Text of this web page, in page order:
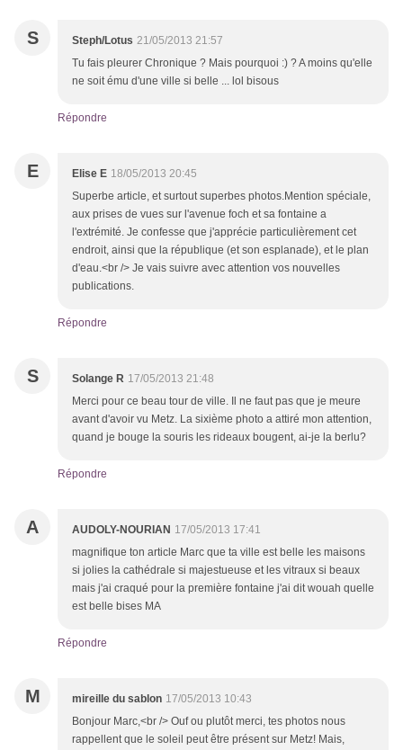
S Steph/Lotus 21/05/2013 21:57
Tu fais pleurer Chronique ? Mais pourquoi :) ? A moins qu'elle
ne soit ému d'une ville si belle ... lol bisous
Répondre
E Elise E 18/05/2013 20:45
Superbe article, et surtout superbes photos.Mention spéciale,
aux prises de vues sur l'avenue foch et sa fontaine a
l'extrémité. Je confesse que j'apprécie particulièrement cet
endroit, ainsi que la république (et son esplanade), et le plan
d'eau.<br /> Je vais suivre avec attention vos nouvelles
publications.
Répondre
S Solange R 17/05/2013 21:48
Merci pour ce beau tour de ville. Il ne faut pas que je meure
avant d'avoir vu Metz. La sixième photo a attiré mon attention,
quand je bouge la souris les rideaux bougent, ai-je la berlu?
Répondre
A AUDOLY-NOURIAN 17/05/2013 17:41
magnifique ton article Marc que ta ville est belle les maisons
si jolies la cathédrale si majestueuse et les vitraux si beaux
mais j'ai craqué pour la première fontaine j'ai dit wouah quelle
est belle bises MA
Répondre
M mireille du sablon 17/05/2013 10:43
Bonjour Marc,<br /> Ouf ou plutôt merci, tes photos nous
rappellent que le soleil peut être présent sur Metz! Mais,